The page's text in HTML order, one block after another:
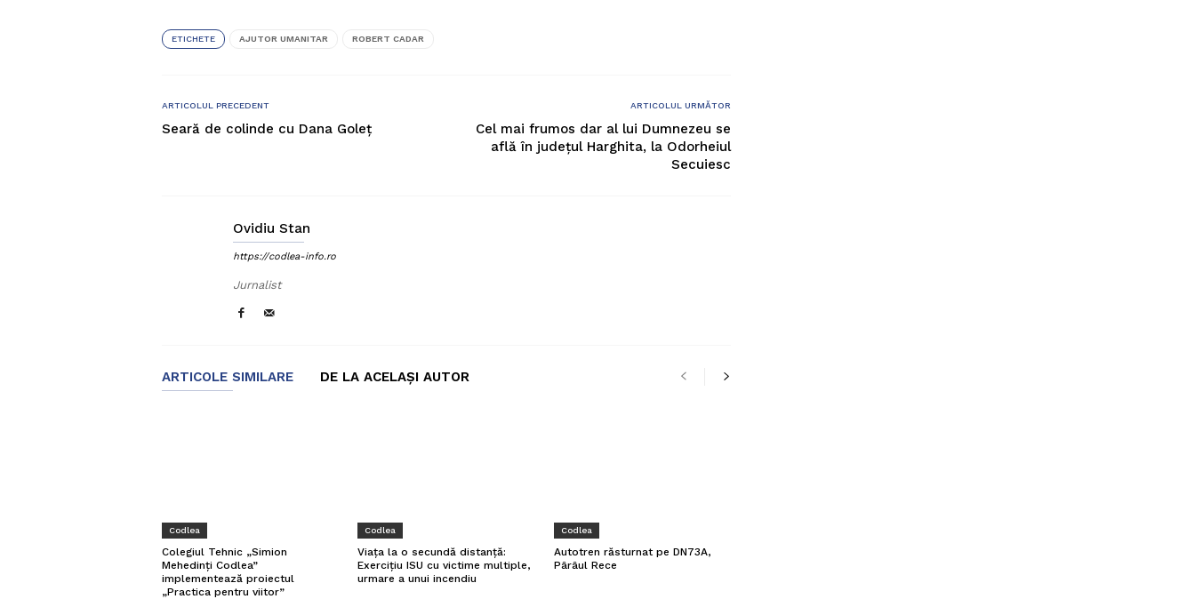
ETICHETE AJUTOR UMANITAR ROBERT CADAR
ARTICOLUL PRECEDENT
Seară de colinde cu Dana Goleț
ARTICOLUL URMĂTOR
Cel mai frumos dar al lui Dumnezeu se
află în județul Harghita, la Odorheiul
Secuiesc
Ovidiu Stan
https://codlea-info.ro
Jurnalist
ARTICOLE SIMILARE DE LA ACELAȘI AUTOR
Codlea
Colegiul Tehnic „Simion
Mehedinți Codlea”
implementează proiectul
„Practica pentru viitor”
Codlea
Viața la o secundă distanță:
Exercițiu ISU cu victime multiple,
urmare a unui incendiu
Codlea
Autotren răsturnat pe DN73A,
Pârâul Rece